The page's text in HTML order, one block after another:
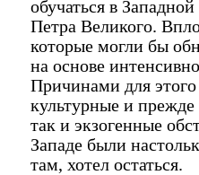
обучаться в
Петра Великого.
которые могли бы
на основе
Причинами для
культурные и прежде
так и экзогенные
Западе были
там, хотел остаться.